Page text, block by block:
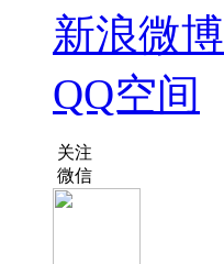
新浪微博
QQ空间
关注
微信